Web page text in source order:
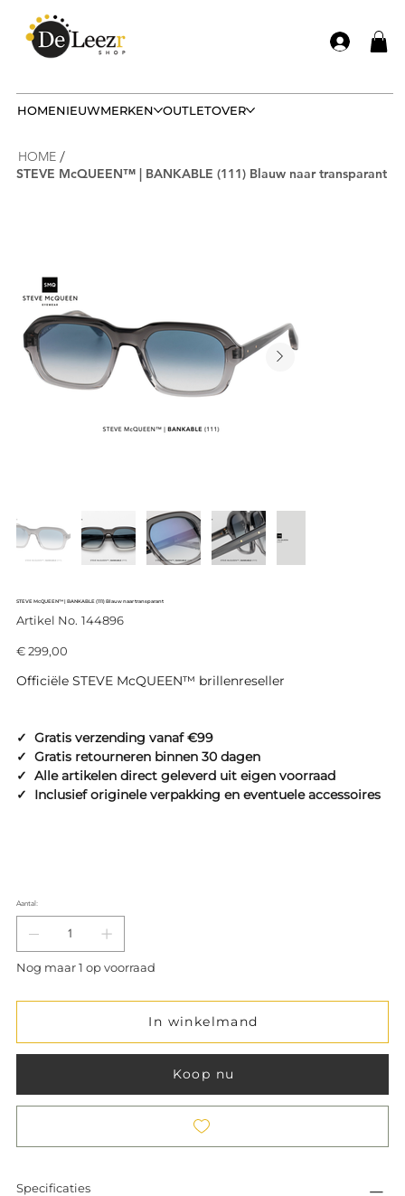
HOMENIEUWMERKEN OUTLETOVER
HOME /
STEVE McQUEEN™ | BANKABLE (111) Blauw naar transparant
STEVE McQUEEN™ | BANKABLE (111) Blauw naar transparant
Artikel No. Productcode
144896
144896
Prijs
€ 299,00
Officiële STEVE McQUEEN™ brillenreseller
✓ Gratis verzending vanaf €99
✓ Gratis retourneren binnen 30 dagen
✓ Alle artikelen direct geleverd uit eigen voorraad
✓ Inclusief originele verpakking en eventuele accessoires
Aantal:
Nog maar 1 op voorraad
In winkelmand
Koop nu
Specificaties